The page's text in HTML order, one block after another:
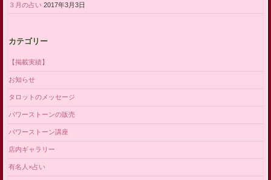
３月の占い 2017年3月3日
カテゴリー
【掲載実績】
お知らせ
タロットのメッセージ
パワーストーンの販売
パワーストーン講座
店内ギャラリー
有名人×占い